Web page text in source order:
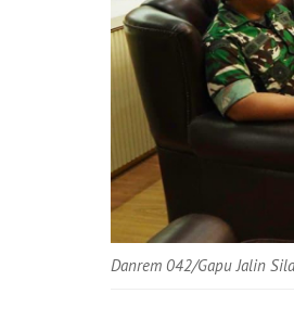
Danrem 042/Gapu Jalin